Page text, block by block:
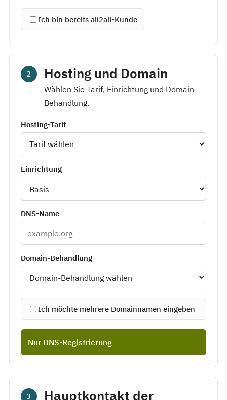
Ich bin bereits all2all-Kunde
2 Hosting und Domain
Wählen Sie Tarif, Einrichtung und Domain-
Behandlung.
Hosting-Tarif
Einrichtung
DNS-Name
Domain-Behandlung
Ich möchte mehrere Domainnamen eingeben
Nur DNS-Registrierung
3 Hauptkontakt der